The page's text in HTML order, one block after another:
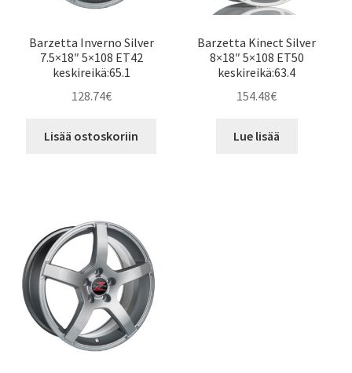
Barzetta Inverno Silver
7.5×18″ 5×108 ET42
keskireikä:65.1
128.74€
Lisää ostoskoriin
Barzetta Kinect Silver
8×18″ 5×108 ET50
keskireikä:63.4
154.48€
Lue lisää